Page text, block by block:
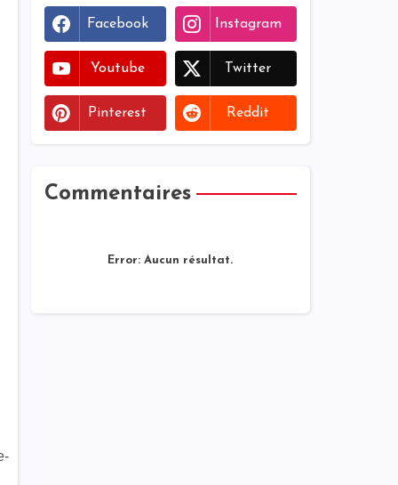
Facebook Instagram
Youtube Twitter
Pinterest Reddit
Commentaires
Error: Aucun résultat.